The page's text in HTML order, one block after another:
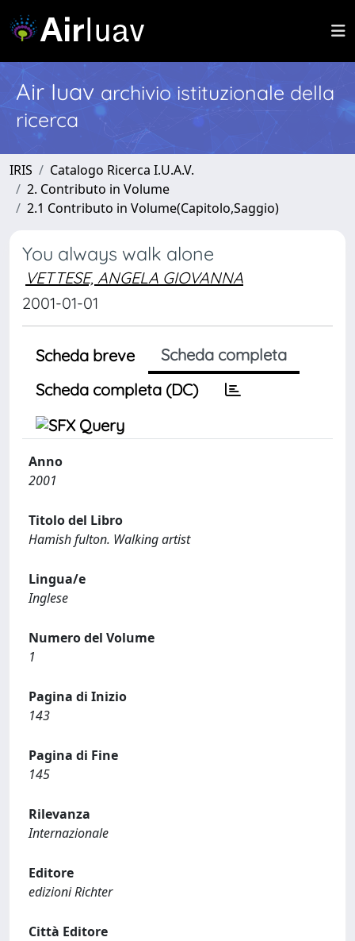
Air Iuav archivio istituzionale della
ricerca
IRIS
Catalogo Ricerca I.U.A.V.
2. Contributo in Volume
2.1 Contributo in Volume(Capitolo,Saggio)
You always walk alone
VETTESE, ANGELA GIOVANNA
2001-01-01
Scheda breve
Scheda completa
Scheda completa (DC)
Anno
2001
Titolo del Libro
Hamish fulton. Walking artist
Lingua/e
Inglese
Numero del Volume
1
Pagina di Inizio
143
Pagina di Fine
145
Rilevanza
Internazionale
Editore
edizioni Richter
Città Editore